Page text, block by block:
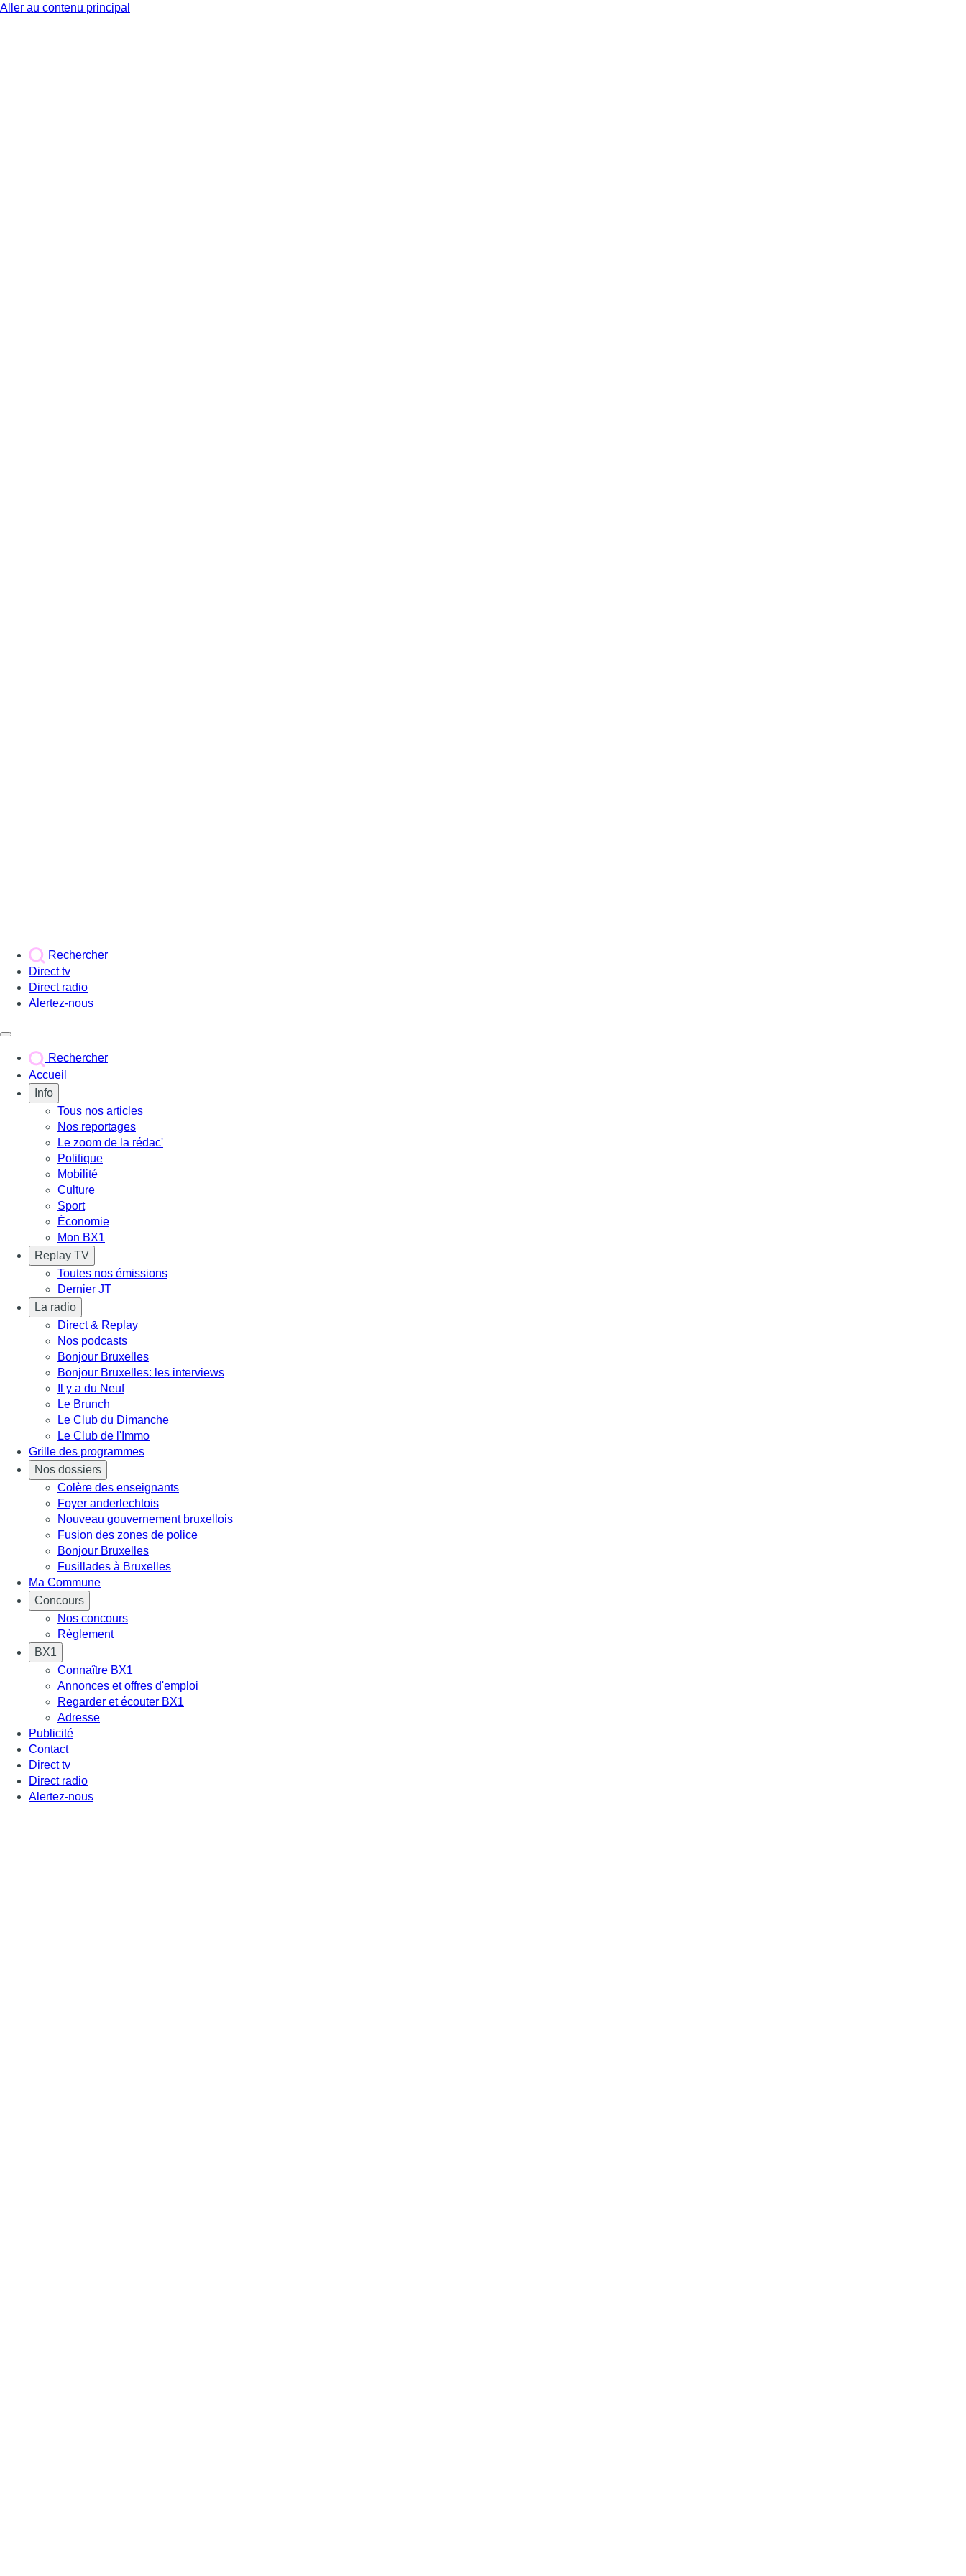
Aller au contenu principal
Rechercher
Direct tv
Direct radio
Alertez-nous
Rechercher
Accueil
Info
Tous nos articles
Nos reportages
Le zoom de la rédac'
Politique
Mobilité
Culture
Sport
Économie
Mon BX1
Replay TV
Toutes nos émissions
Dernier JT
La radio
Direct & Replay
Nos podcasts
Bonjour Bruxelles
Bonjour Bruxelles: les interviews
Il y a du Neuf
Le Brunch
Le Club du Dimanche
Le Club de l'Immo
Grille des programmes
Nos dossiers
Colère des enseignants
Foyer anderlechtois
Nouveau gouvernement bruxellois
Fusion des zones de police
Bonjour Bruxelles
Fusillades à Bruxelles
Ma Commune
Concours
Nos concours
Règlement
BX1
Connaître BX1
Annonces et offres d'emploi
Regarder et écouter BX1
Adresse
Publicité
Contact
Direct tv
Direct radio
Alertez-nous